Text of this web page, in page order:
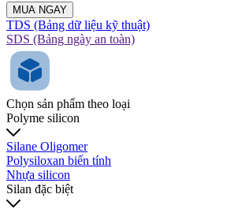
MUA NGAY
TDS (Bảng dữ liệu kỹ thuật)
SDS (Bảng ngày an toàn)
Chọn sản phẩm theo loại
Polyme silicon
Silane Oligomer
Polysiloxan biến tính
Nhựa silicon
Silan đặc biệt